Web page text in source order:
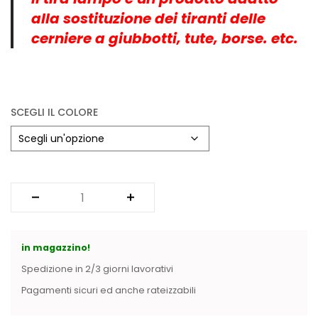
Vintage (165)
alla sostituzione dei tiranti delle
cerniere a giubbotti, tute, borse. etc.
SCEGLI IL COLORE
in magazzino!
Spedizione in 2/3 giorni lavorativi
Pagamenti sicuri ed anche rateizzabili